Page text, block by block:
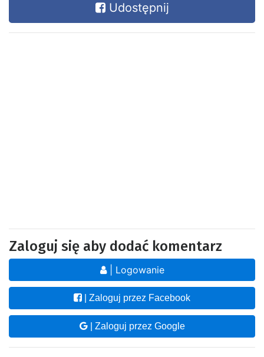
Udostępnij
Zaloguj się aby dodać komentarz
| Logowanie
| Zaloguj przez Facebook
| Zaloguj przez Google